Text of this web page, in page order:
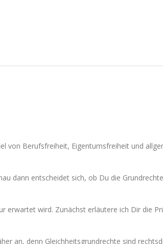
von Berufsfreiheit, Eigentumsfreiheit und
dann entscheidet sich, ob Du die
erwartet wird. Zunächst erläutere ich Dir die
an, denn Gleichheitsgrundrechte sind